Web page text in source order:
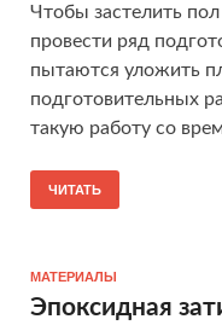
Чтобы застелить
провести ряд
пытаются уложить
подготовительных
такую работу со
ЧИТАТЬ
МАТЕРИАЛЫ
Эпоксидная